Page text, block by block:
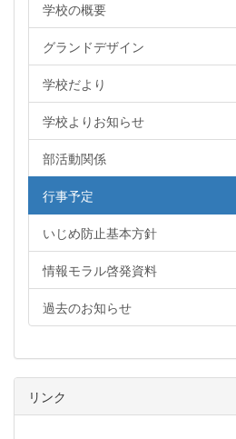
学校の概要
グランドデザイン
学校だより
学校よりお知らせ
部活動関係
行事予定
いじめ防止基本方針
情報モラル啓発資料
過去のお知らせ
リンク